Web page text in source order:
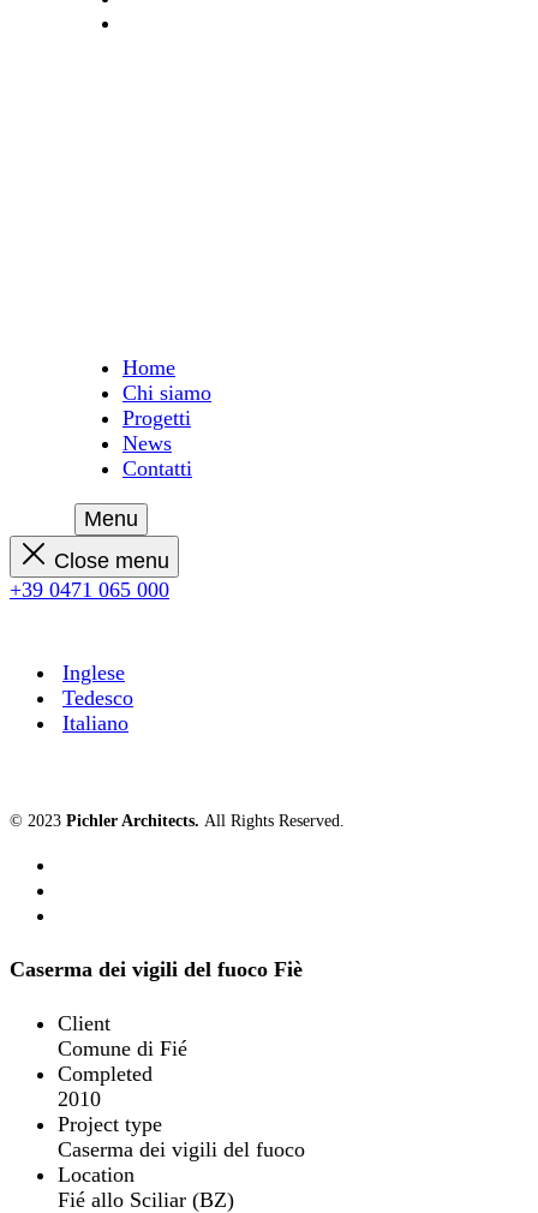
Home
Chi siamo
Progetti
News
Contatti
Menu
Close menu
+39 0471 065 000
Inglese
Tedesco
Italiano
© 2023 Pichler Architects. All Rights Reserved.
Caserma dei vigili del fuoco Fiè
Client
Comune di Fié
Completed
2010
Project type
Caserma dei vigili del fuoco
Location
Fié allo Sciliar (BZ)